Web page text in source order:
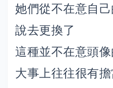
她們從不在意自
說去更換了
這種並不在意頭像
大事上往往很有擔